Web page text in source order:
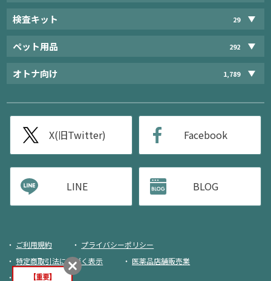
検査キット 29
ペット用品 292
オトナ向け 1,789
X(旧Twitter) Facebook
LINE BLOG
ご利用規約
プライバシーポリシー
特定商取引法に基づく表示
医薬品店舗販売業
荷物追跡